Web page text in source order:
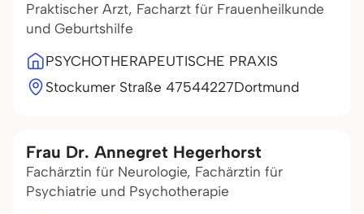
Praktischer Arzt, Facharzt für Frauenheilkunde
und Geburtshilfe
PSYCHOTHERAPEUTISCHE PRAXIS
Stockumer Straße 47544227Dortmund
Frau Dr. Annegret Hegerhorst
Fachärztin für Neurologie, Fachärztin für
Psychiatrie und Psychotherapie